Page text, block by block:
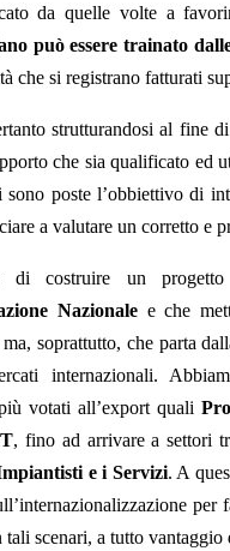
da quelle volte a
può essere trainato
che si registrano fatturati
strutturandosi al fine
che sia qualificato ed
sono poste l’obbiettivo di
a valutare un corretto e
di costruire un
Nazionalee che
soprattutto, che parta
internazionali.
votati all’export quali
, fino ad arrivare a settori
e i Servizi. A
tali scenari, a tutto vantaggio